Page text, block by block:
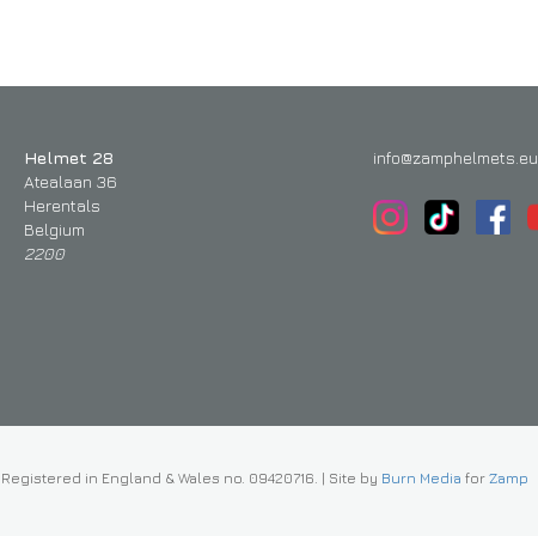
Helmet 28
Atealaan 36
Herentals
Belgium
2200
info@zamphelmets.eu
in England & Wales no. 09420716. | Site by Burn Media for Zamp